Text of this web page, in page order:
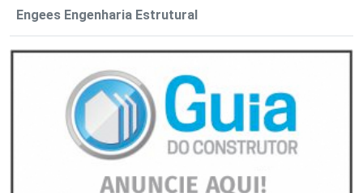
Engees Engenharia Estrutural